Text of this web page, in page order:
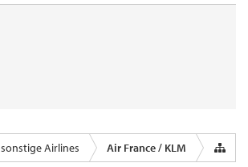
sonstige Airlines Air France / KLM